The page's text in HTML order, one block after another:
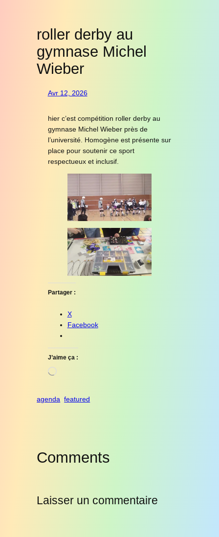
roller derby au
gymnase Michel
Wieber
Avr 12, 2026
hier c’est compétition roller derby au
gymnase Michel Wieber près de
l’université. Homogène est présente sur
place pour soutenir ce sport
respectueux et inclusif.
Partager :
X
Facebook
J’aime ça :
Chargement…
agenda featured
Comments
Laisser un commentaire